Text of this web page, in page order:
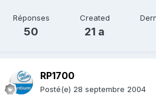
Réponses
50
Created
21 a
RP1700
Posté(e) 28 septembre 2004